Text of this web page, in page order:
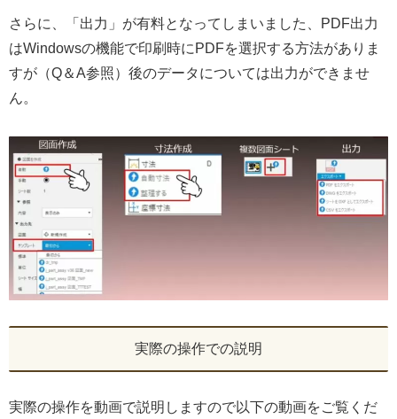
さらに、「出力」が有料となってしまいました、PDF出力
はWindowsの機能で印刷時にPDFを選択する方法がありま
すが（Q＆A参照）後のデータについては出力ができませ
ん。
実際の操作での説明
実際の操作を動画で説明しますので以下の動画をご覧くだ